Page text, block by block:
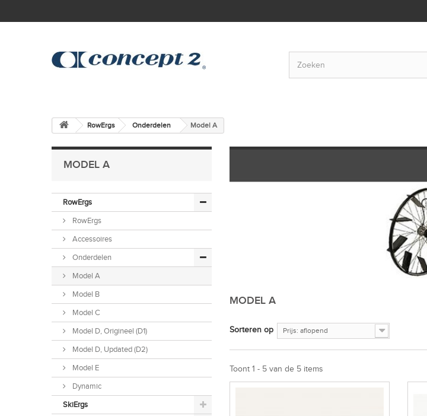
RowErgs Onderdelen Model A
MODEL A
RowErgs
RowErgs
Accessoires
Onderdelen
Model A
Model B
Model C
Model D, Origineel (D1)
Model D, Updated (D2)
Model E
Dynamic
SkiErgs
MODEL A
Sorteren op Prijs: aflopend
Toont 1 - 5 van de 5 items